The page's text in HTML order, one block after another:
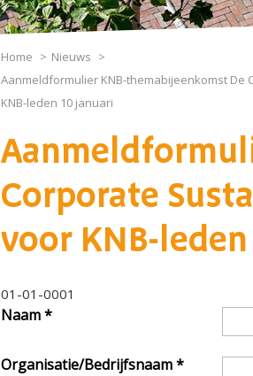
Home
Nieuws
Aanmeldformulier KNB-themabijeenkomst De
KNB-leden 10 januari
Corporate
voor KNB-
01-01-0001
Naam*
Organisatie/Bedrijfsnaam*